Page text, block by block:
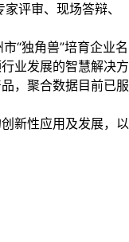
评审、现场答辩、
“独角兽”培育企业名
业发展的智慧解决方
，聚合数据目前已服
新性应用及发展，以